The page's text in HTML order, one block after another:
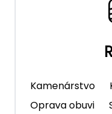
Kamenárstvo
Oprava obuvi